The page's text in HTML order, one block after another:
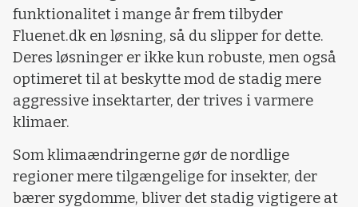
funktionalitet i mange år frem tilbyder
Fluenet.dk en løsning, så du slipper for dette.
Deres løsninger er ikke kun robuste, men også
optimeret til at beskytte mod de stadig mere
aggressive insektarter, der trives i varmere
klimaer.
Som klimaændringerne gør de nordlige
regioner mere tilgængelige for insekter, der
bærer sygdomme, bliver det stadig vigtigere at